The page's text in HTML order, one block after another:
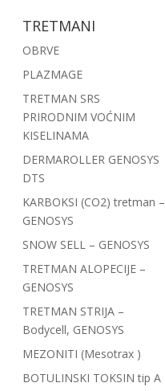
TRETMANI
OBRVE
PLAZMAGE
TRETMAN SRS
PRIRODNIM VOĆNIM
KISELINAMA
DERMAROLLER GENOSYS
DTS
KARBOKSI (CO2) tretman –
GENOSYS
SNOW SELL – GENOSYS
TRETMAN ALOPECIJE –
GENOSYS
TRETMAN STRIJA –
Bodycell, GENOSYS
MEZONITI (Mesotrax )
BOTULINSKI TOKSIN tip A